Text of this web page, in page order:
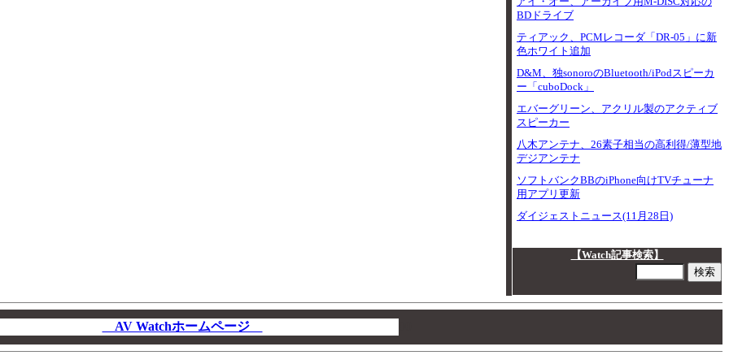
BDドライブ
ティアック、PCMレコーダ「DR-05」に新
色ホワイト追加
D&M、独sonoroのBluetooth/iPodスピーカ
ー「cuboDock」
エバーグリーン、アクリル製のアクティブ
スピーカー
八木アンテナ、26素子相当の高利得/薄型地
デジアンテナ
ソフトバンクBBのiPhone向けTVチューナ
用アプリ更新
ダイジェストニュース(11月28日)
【Watch記事検索】
AV Watchホームページ